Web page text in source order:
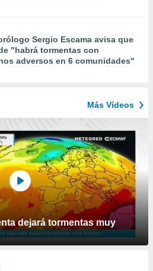
Sergio Escama avisa que
"habrá tormentas con
adversos en 6 comunidades"
Más Vídeos
dejará tormentas muy